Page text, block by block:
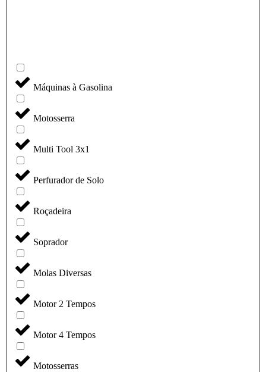
Máquinas à Gasolina
Motosserra
Multi Tool 3x1
Perfurador de Solo
Roçadeira
Soprador
Molas Diversas
Motor 2 Tempos
Motor 4 Tempos
Motosserras